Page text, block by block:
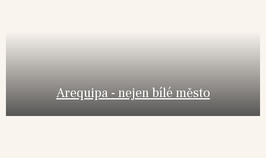
Arequipa - nejen bílé město